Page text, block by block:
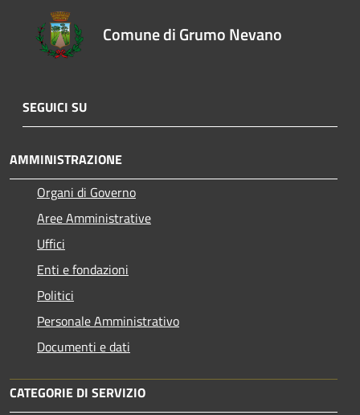
Comune di Grumo Nevano
SEGUICI SU
AMMINISTRAZIONE
Organi di Governo
Aree Amministrative
Uffici
Enti e fondazioni
Politici
Personale Amministrativo
Documenti e dati
CATEGORIE DI SERVIZIO